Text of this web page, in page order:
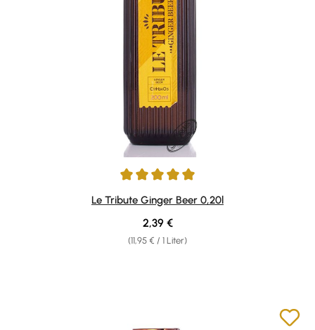
Durchschnittliche Bewertung von 5 von 5 Sternen
Le Tribute Ginger Beer 0,20l
(11,95 € / 1 Liter)
Regulärer Preis:
2,39 €